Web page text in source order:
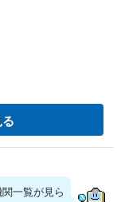
一覧が見ら